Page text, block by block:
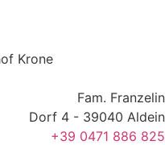
Fam. Franzelin
Dorf 4 - 39040 Aldein
+39 0471 886 825